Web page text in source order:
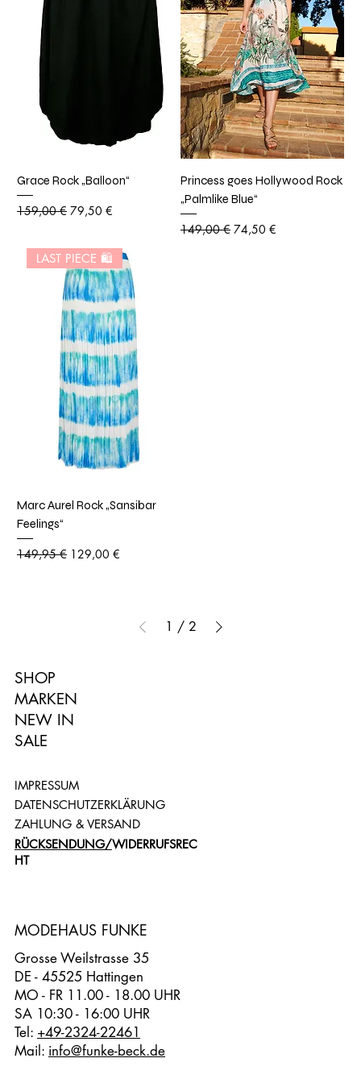
Grace Rock „Balloon“
Standardpreis
159,00 € Sale-Preis
79,50 €
Princess goes Hollywood Rock
„Palmlike Blue“
Standardpreis
149,00 € Sale-Preis
74,50 €
LAST PIECE 🛍️
Marc Aurel Rock „Sansibar
Feelings“
Standardpreis
149,95 € Sale-Preis
129,00 €
1 / 2
SHOP
MARKEN
NEW IN
SALE
IMPRESSUM
DATENSCHUTZERKLÄRUNG
ZAHLUNG & VERSAND
RÜCKSENDUNG/WIDERRUFSREC
HT
Grosse Weilstrasse 35
DE - 45525 Hattingen
MO - FR 11.00 - 18.00 UHR
SA 10:30 - 16:00 UHR
Tel: +49-2324-22461
Mail: info@funke-beck.de
MODEHAUS FUNKE